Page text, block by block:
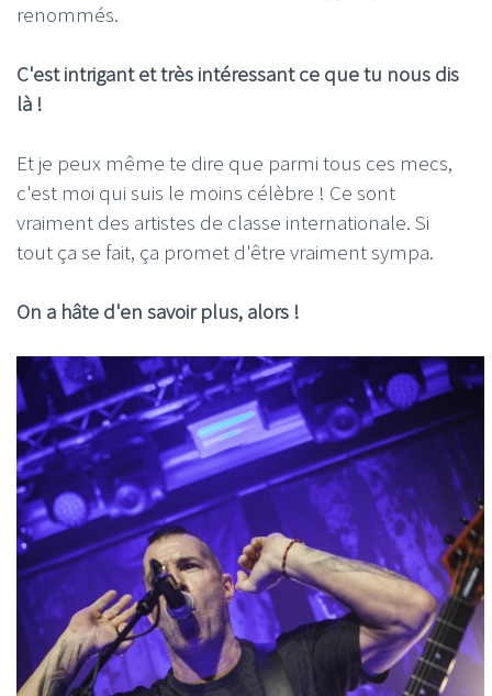
renommés.
C'est intrigant et très intéressant ce que tu nous dis
là !
Et je peux même te dire que parmi tous ces mecs,
c'est moi qui suis le moins célèbre ! Ce sont
vraiment des artistes de classe internationale. Si
tout ça se fait, ça promet d'être vraiment sympa.
On a hâte d'en savoir plus, alors !